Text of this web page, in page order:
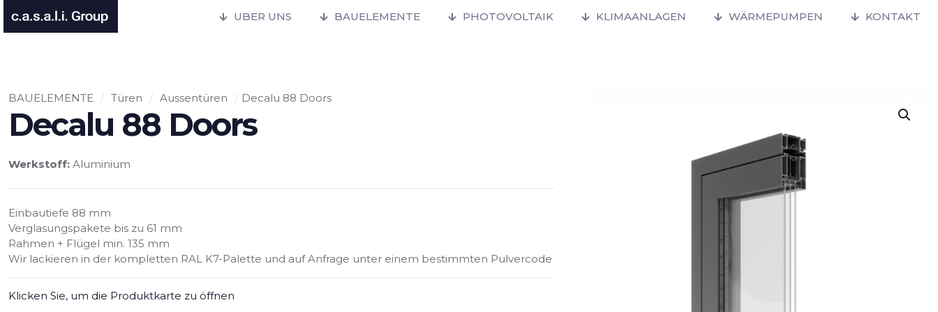
UBER UNS BAUELEMENTE PHOTOVOLTAIK KLIMAANLAGEN WÄRMEPUMPEN KONTAKT
BAUELEMENTE / Türen / Aussentüren / Decalu 88 Doors
Decalu 88 Doors
Werkstoff: Aluminium
Einbautiefe 88 mm
Verglasungspakete bis zu 61 mm
Rahmen + Flügel min. 135 mm
Wir lackieren in der kompletten RAL K7-Palette und auf Anfrage unter einem bestimmten Pulvercode
Klicken Sie, um die Produktkarte zu öffnen